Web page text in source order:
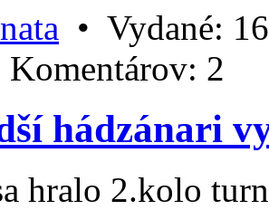
• Vydané:
Komentárov: 2
hádzánari
hralo 2.kolo